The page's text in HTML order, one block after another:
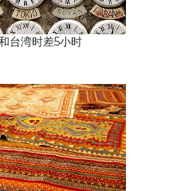
台湾时差5小时